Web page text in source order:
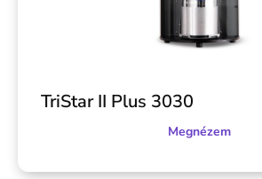
TriStar II Plus 3030
Megnézem